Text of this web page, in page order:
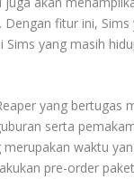
fitur ini,
yang masih
yang bertugas
serta
waktu
pre-order